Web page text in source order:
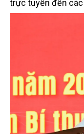
trực tuyến đến